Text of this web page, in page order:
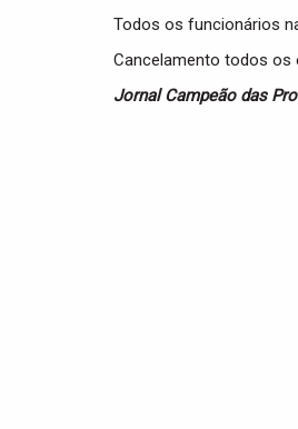
Todos os funcionários
Cancelamento todos os
Jornal Campeão das